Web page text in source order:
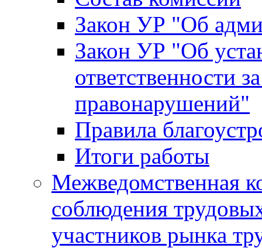
Закон УР "Об
Закон УР "Об
ответственности
правонарушений"
Правила
Итоги работы
Межведомственная
соблюдения
участников рынка